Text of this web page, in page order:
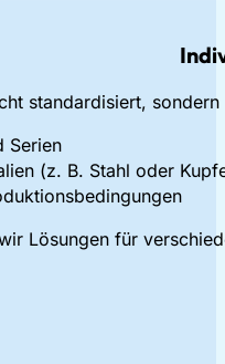
standardisiert,
Serien
(z. B. Stahl oder
Lösungen für